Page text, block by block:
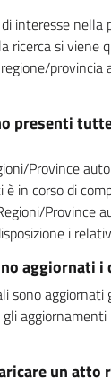
interesse nella
ricerca si viene
presenti
Province
in corso di
Province
i
aggiornati i
sono
un atto